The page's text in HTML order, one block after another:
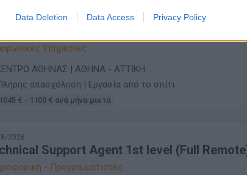
Data Deletion Data Access Privacy Policy
- Customer Support Agent in
Υπηρεσίες
ΑΘΗΝΑΣ | ΑΘΗΝΑ - ΑΤΤΙΚΗ
απασχόληση | Εργασία από το σπίτι
1045 € - 1100 € ανά μήνα μικτά
2026
Support Agent 1st level (Full
- Προγραμματιστές